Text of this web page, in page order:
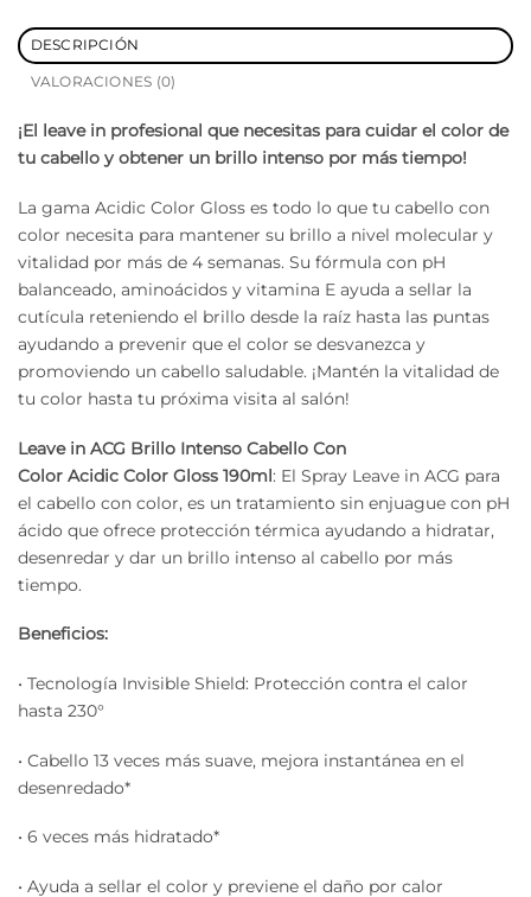
DESCRIPCIÓN
VALORACIONES (0)
¡El leave in profesional que necesitas para cuidar el color de
tu cabello y obtener un brillo intenso por más tiempo!
La gama Acidic Color Gloss es todo lo que tu cabello con
color necesita para mantener su brillo a nivel molecular y
vitalidad por más de 4 semanas. Su fórmula con pH
balanceado, aminoácidos y vitamina E ayuda a sellar la
cutícula reteniendo el brillo desde la raíz hasta las puntas
ayudando a prevenir que el color se desvanezca y
promoviendo un cabello saludable. ¡Mantén la vitalidad de
tu color hasta tu próxima visita al salón!
Leavein ACG Brillo Intenso Cabello Con
Color Acidic Color Gloss 190ml: El Spray Leave in ACG para
el cabello con color, es un tratamiento sin enjuague con pH
ácido que ofrece protección térmica ayudando a hidratar,
desenredar y dar un brillo intenso al cabello por más
tiempo.
Beneficios:
• Tecnología Invisible Shield: Protección contra el calor
hasta 230°
• Cabello 13 veces más suave, mejora instantánea en el
desenredado*
• 6 veces más hidratado*
• Ayuda a sellar el color y previene el daño por calor